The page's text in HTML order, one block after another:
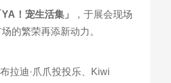
YA！宠生活集」
，于展会现场
的繁荣再添新动力。
拉迪·爪爪投投乐、Kiwi